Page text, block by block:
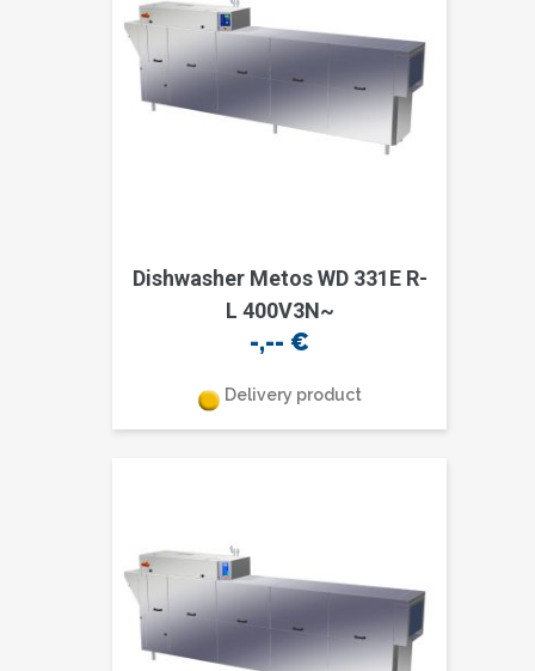
Dishwasher Metos WD 331E R-
L 400V3N~
-,-- €
Delivery product